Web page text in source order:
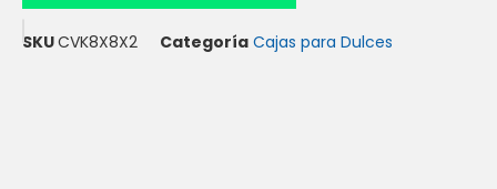
SKUCVK8X8X2 Categoría Cajas para Dulces